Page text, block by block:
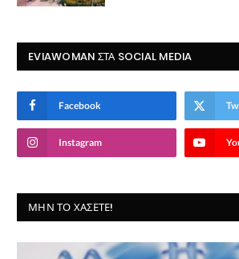
EVIAWOMAN ΣΤΑ SOCIAL MEDIA
Facebook
Instagram
ΜΗΝ ΤΟ ΧΆΣΕΤΕ!